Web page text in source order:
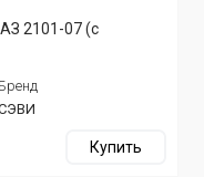
2101-07 (с
Бренд
Купить